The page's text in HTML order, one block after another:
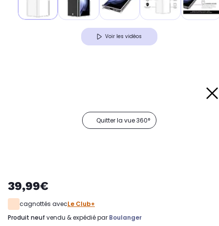
Voir les vidéos
Quitter la vue 360°
39,99€
cagnottés avecLe Club+
produit neuf vendu & expédié par Boulanger